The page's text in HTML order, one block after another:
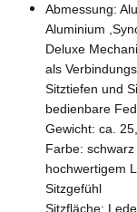
Abmessung:
Aluminium
Deluxe
als
Sitztiefen und
bedienbare
Gewicht: ca.
Farbe:
hochwertigem
Sitzgefühl
Sitzfläche: